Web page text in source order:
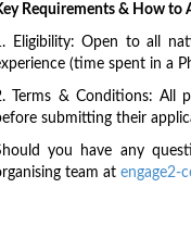
Requirements & How to
Eligibility: Open to all
(time spent in a
Terms & Conditions: All
submitting their
you have any
team at engage2-